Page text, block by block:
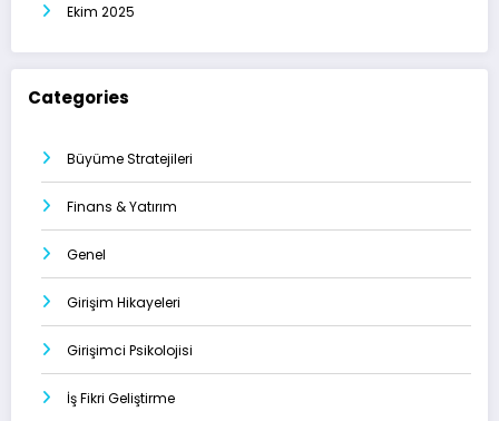
Ekim 2025
Categories
Büyüme Stratejileri
Finans & Yatırım
Genel
Girişim Hikayeleri
Girişimci Psikolojisi
İş Fikri Geliştirme